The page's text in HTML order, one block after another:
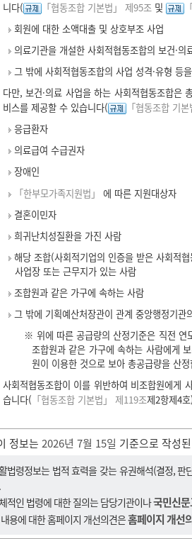
니다(
「협동조합 기본법」 제95조 및
회원에 대한 소액대출 및 상호부조 사업
의료기관을 개설한 사회적협동조합의 보건·의
그 밖에 사회적협동조합의 사업 성격·유형 등
다만, 보건·의료 사업을 하는 사회적협동조합은
비스를 제공할 수 있습니다(
「협동조합 기
응급환자
의료급여 수급권자
장애인
「한부모가족지원법」
에 따른 지원대상자
결혼이민자
희귀난치성질환을 가진 사람
해당 조합(사회적기업의 인증을 받은 사회적
사업장 또는 근무지가 있는 사람
조합원과 같은 가구에 속하는 사람
그 밖에 기획예산처장관이 관계 중앙행정기
※ 위에 따른 공급량의 산정기준은 직전 연
조합원과 같은 가구에 속하는 사람에게
원이 이용한 것으로 보아 총공급량을 산
사회적협동조합이 이를 위반하여 비조합원에게
습니다( 「협동조합 기본법」 제119조제2항제4
정보는 2026년 7월 15일 기준으로 작성
법령정보는 법적 효력을 갖는 유권해석(결정,
적인 법령에 대한 질의는 담당기관이나국민신
용에 대한 홈페이지 개선의견은홈페이지 개선